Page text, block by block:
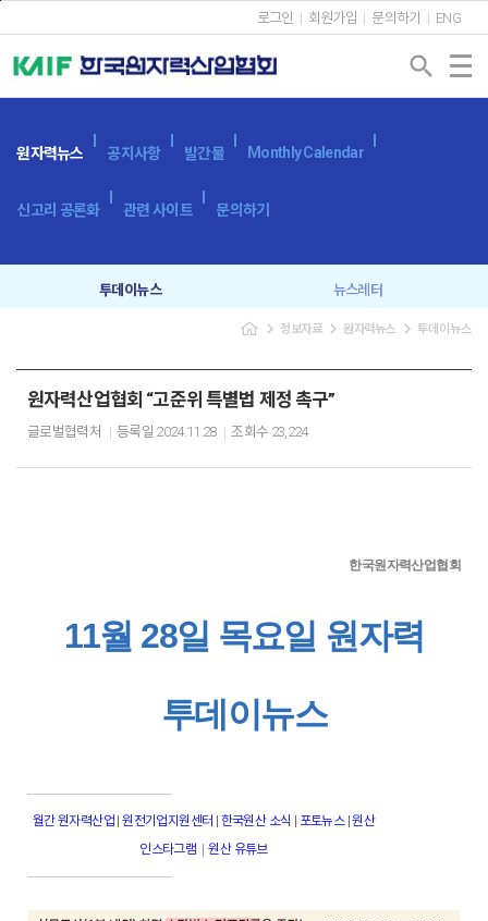
로그인 회원가입 문의하기 ENG
search
원자력뉴스 공지사항 발간물 Monthly Calendar
신고리 공론화 관련 사이트 문의하기
투데이뉴스 뉴스레터
navigate_next 정보자료 navigate_next원자력뉴스 navigate_next 투데이뉴스
원자력산업협회 “고준위 특별법 제정 촉구”
글로벌협력처 등록일 2024.11.28 조회수 23,224
한국원자력산업협회
11월 28일 목요일 원자력
투데이뉴스
월간 원자력산업 |원전기업지원센터 | 한국원산 소식 | 포토뉴스 |원산
인스타그램 |원산 유튜브